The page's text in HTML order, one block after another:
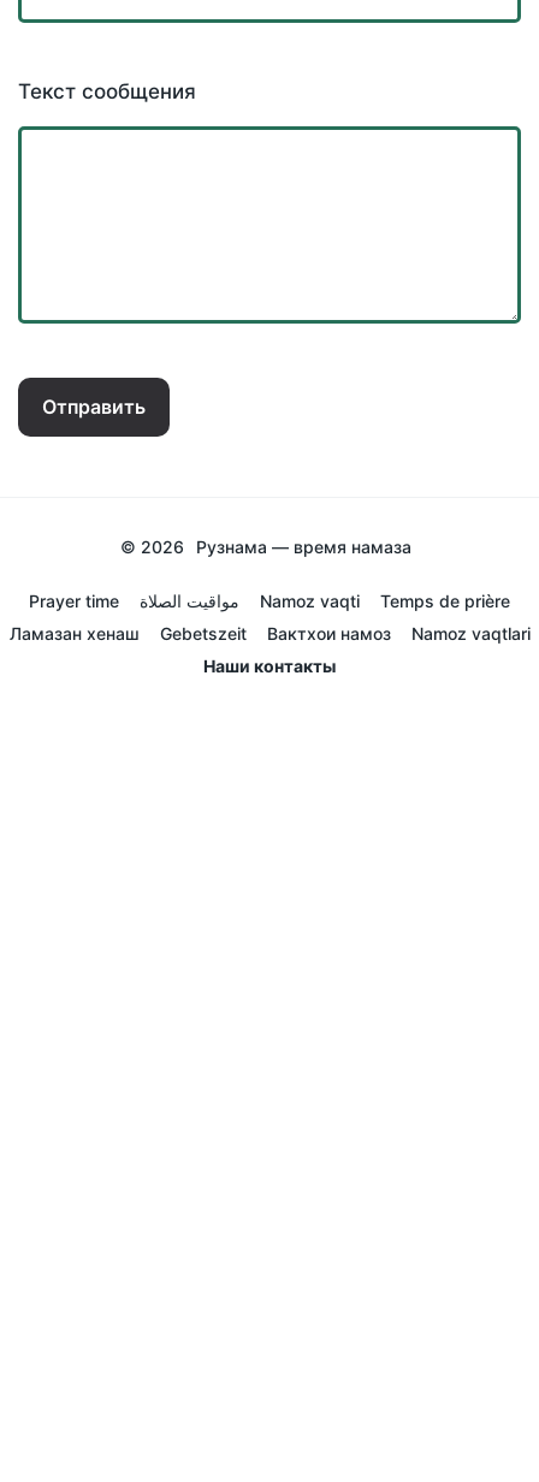
Текст сообщения
Отправить
© 2026 Рузнама — время намаза
Prayer time مواقيت الصلاة Namoz vaqti
Temps de prière
Ламазан хенаш
Gebetszeit Вактхои намоз
Namoz vaqtlari
Наши контакты